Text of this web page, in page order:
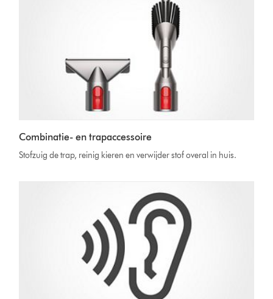
Combinatie- en trapaccessoire
Stofzuig de trap, reinig kieren en verwijder stof overal in huis.